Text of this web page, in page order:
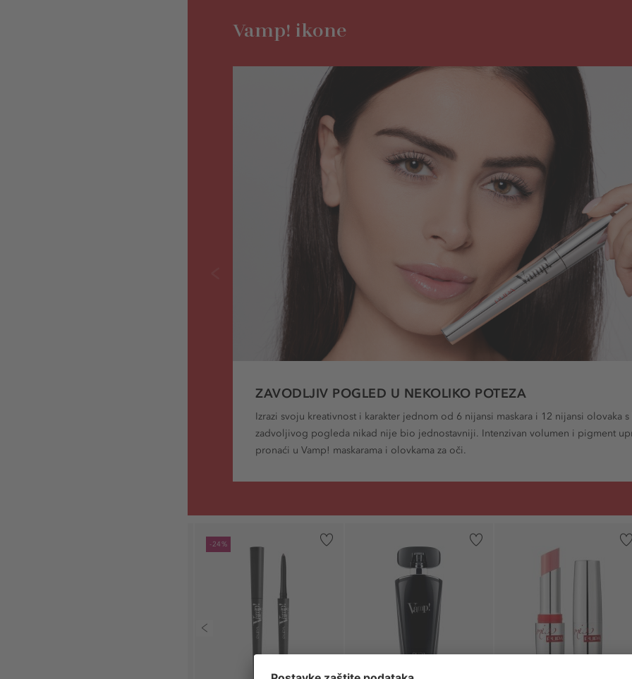
Vamp! ikone
ZAVODLJIV POGLED U NEKOLIKO POTEZA
Izrazi svoju kreativnost i karakter jednom od 6 nijansi maskara i 12 nijansi olovaka
zadvoljivog pogleda nikad nije bio jednostavniji. Intenzivan volumen i pigment
pronaći u Vamp! maskarama i olovkama za oči.
-24%